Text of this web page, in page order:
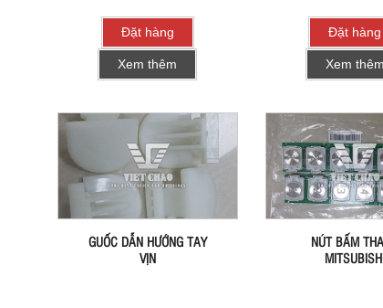
Đặt hàng
Xem thêm
Đặt hàng
Xem thêm
GUỐC DẪN HƯỚNG TAY
VỊN
NÚT BẤM